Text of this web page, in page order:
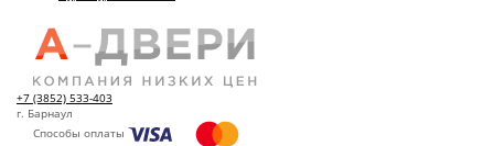
+7 (3852) 533-403
г. Барнаул
Способы оплаты